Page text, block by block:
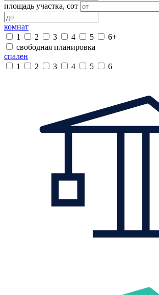
площадь участка, сот
комнат
1
2 3 4 5
6+
свободная планировка
спален
1
2 3 4 5 6